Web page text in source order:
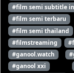
#film semi subtitle
#film semi terbaru
#film semi thailand
#filmstreaming
#ganool.watch
#ganool xxi